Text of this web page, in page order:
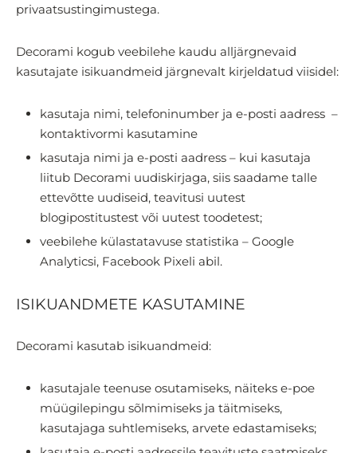
privaatsustingimustega.
Decorami kogub veebilehe kaudu alljärgnevaid
kasutajate isikuandmeid järgnevalt kirjeldatud viisidel:
kasutaja nimi, telefoninumber ja e-posti aadress –
kontaktivormi kasutamine
kasutaja nimi ja e-posti aadress – kui kasutaja
liitub Decorami uudiskirjaga, siis saadame talle
ettevõtte uudiseid, teavitusi uutest
blogipostitustest või uutest toodetest;
veebilehe külastatavuse statistika – Google
Analyticsi, Facebook Pixeli abil.
ISIKUANDMETE KASUTAMINE
Decorami kasutab isikuandmeid:
kasutajale teenuse osutamiseks, näiteks e-poe
müügilepingu sõlmimiseks ja täitmiseks,
kasutajaga suhtlemiseks, arvete edastamiseks;